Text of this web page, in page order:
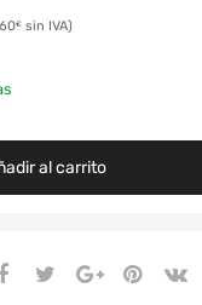
€
al carrito